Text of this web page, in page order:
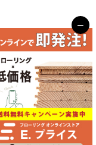
トア
−